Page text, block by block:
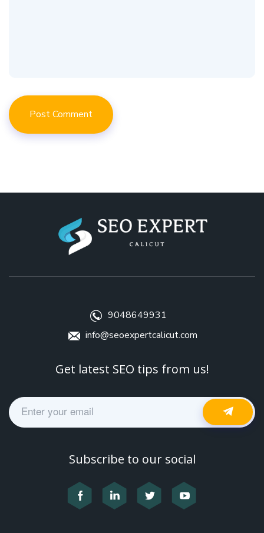
9048649931
info@seoexpertcalicut.com
Get latest SEO tips from us!
Subscribe to our social